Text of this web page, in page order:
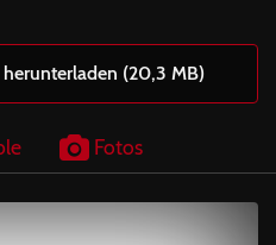
(20,3 MB)
Fotos